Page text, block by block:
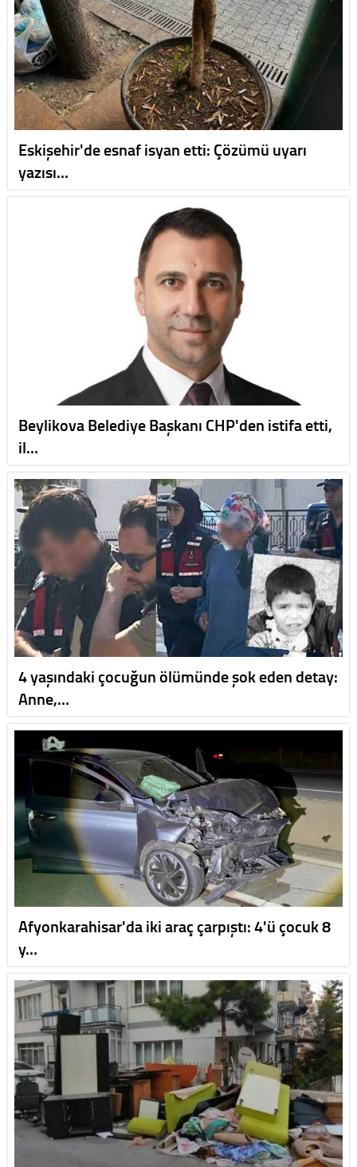
Eskişehir'de esnaf isyan etti: Çözümü uyarı
yazısı…
Beylikova Belediye Başkanı CHP'den istifa etti,
il…
4 yaşındaki çocuğun ölümünde şok eden detay:
Anne,…
Afyonkarahisar'da iki araç çarpıştı: 4'ü çocuk 8
y…